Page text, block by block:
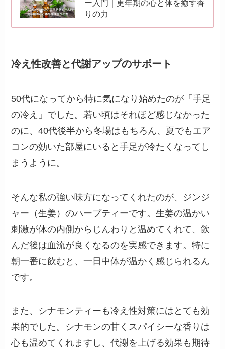
ー入門｜更年期の心と体を癒す香
りの力
冷え性改善と代謝アップのサポート
50代になってから特に気になり始めたのが「手足
の冷え」でした。若い頃はそれほど感じなかった
のに、40代後半から冬場はもちろん、夏でもエア
コンの効いた部屋にいると手足が冷たくなってし
まうように。
そんな私の強い味方になってくれたのが、ジンジ
ャー（生姜）のハーブティーです。生姜の温かい
刺激が体の内側からじんわりと温めてくれて、飲
んだ後は血流が良くなるのを実感できます。特に
朝一番に飲むと、一日中体が温かく感じられるん
です。
また、シナモンティーも冷え性対策にはとても効
果的でした。シナモンの甘くスパイシーな香りは
心も温めてくれますし、代謝を上げる効果も期待